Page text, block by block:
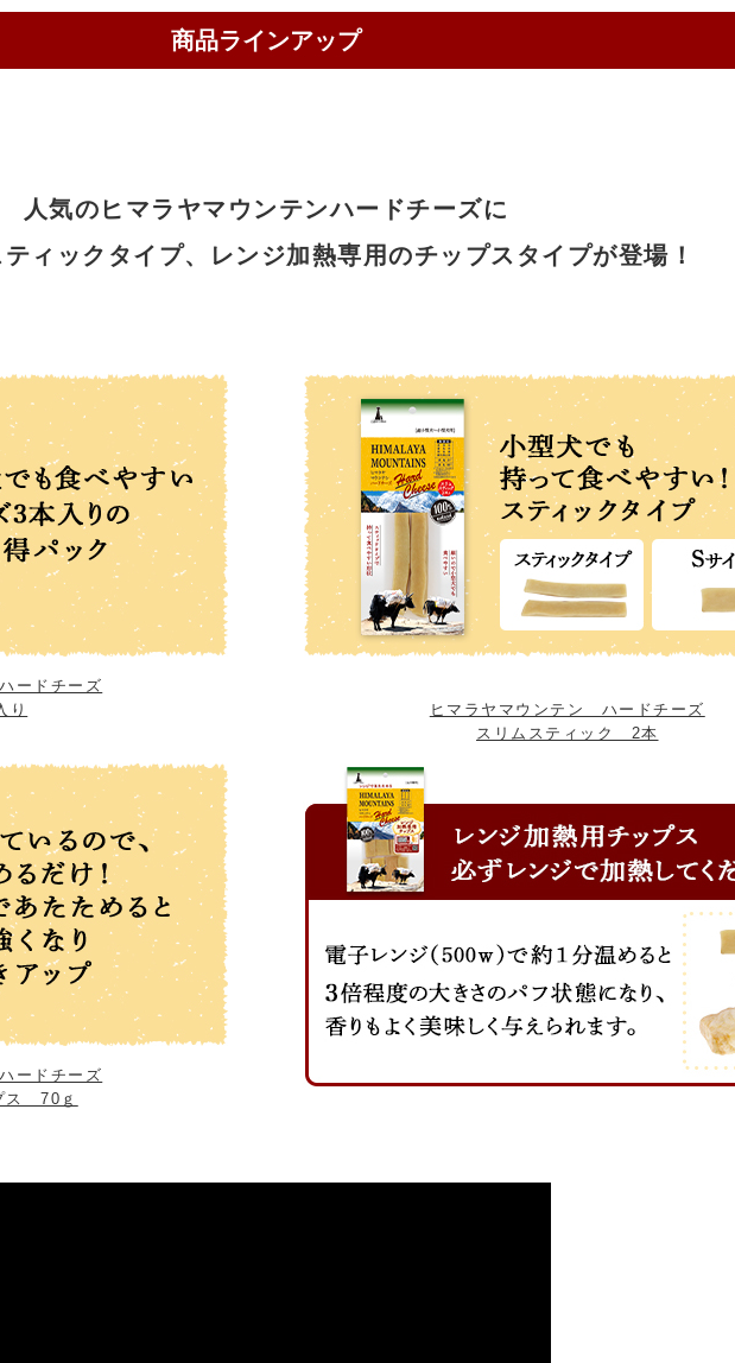
商品ラインアップ
人気のヒマラヤマウンテンハードチーズに
ィックタイプ、レンジ加熱専用のチップスタイプが登場！
ードチーズ
り
ヒマラヤマウンテン ハードチーズ
スリムスティック 2本
ードチーズ
ス 70ｇ